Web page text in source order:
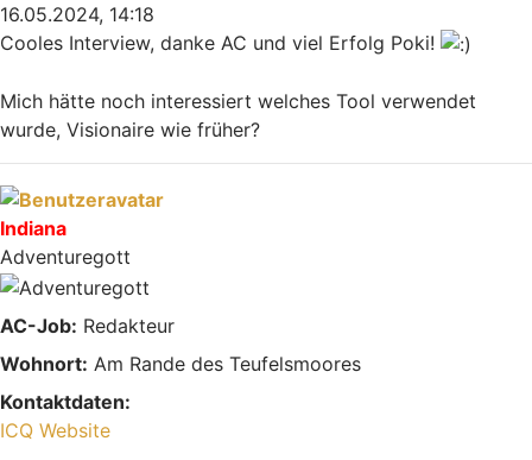
16.05.2024, 14:18
Cooles Interview, danke AC und viel Erfolg Poki!
Mich hätte noch interessiert welches Tool verwendet
wurde, Visionaire wie früher?
Nach oben
Indiana
Adventuregott
AC-Job: Redakteur
Wohnort: Am Rande des Teufelsmoores
Kontaktdaten:
Kontaktdaten von Indiana
ICQ Website